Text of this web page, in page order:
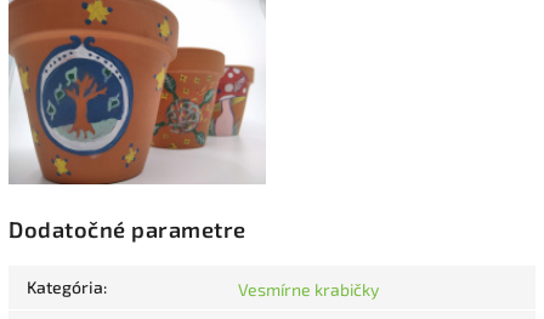
Dodatočné parametre
Kategória: Vesmírne krabičky